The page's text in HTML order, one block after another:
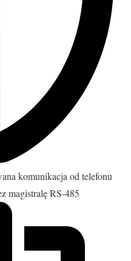
komunikacja od telefonu
magistralę RS-485